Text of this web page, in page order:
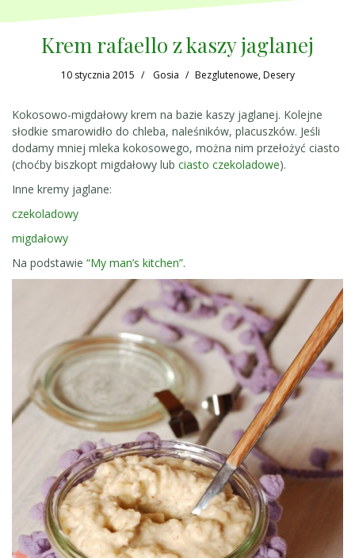
Krem rafaello z kaszy jaglanej
10 stycznia 2015 Gosia Bezglutenowe,Desery
Kokosowo-migdałowy krem na bazie kaszy jaglanej. Kolejne
słodkie smarowidło do chleba, naleśników, placuszków. Jeśli
dodamy mniej mleka kokosowego, można nim przełożyć ciasto
(choćby biszkopt migdałowy lub ciasto czekoladowe).
Inne kremy jaglane:
czekoladowy
migdałowy
Na podstawie “My man’s kitchen”.